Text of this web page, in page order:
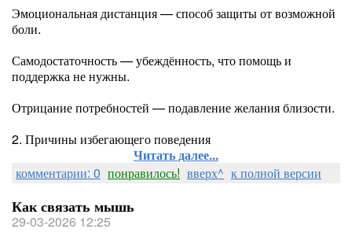
Эмоциональная дистанция — способ защиты от возможной
боли.
Самодостаточность — убеждённость, что помощь и
поддержка не нужны.
Отрицание потребностей — подавление желания близости.
2. Причины избегающего поведения
Читать далее...
комментарии: 0 понравилось! вверх^ к полной версии
Как связать мышь
29-03-2026 12:25